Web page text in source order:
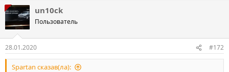
un10ck
Пользователь
28.01.2020 #172
Spartan сказав(ла):